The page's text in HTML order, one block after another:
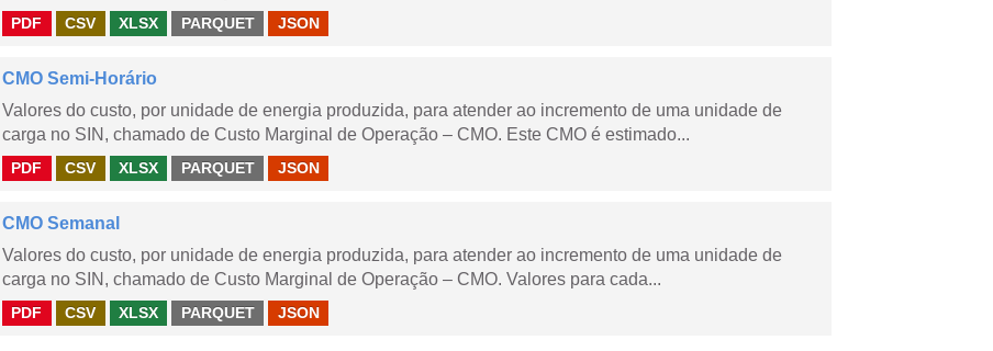
PDF CSV XLSX PARQUET JSON
CMO Semi-Horário
Valores do custo, por unidade de energia produzida, para atender ao incremento de uma unidade de
carga no SIN, chamado de Custo Marginal de Operação – CMO. Este CMO é estimado...
PDF CSV XLSX PARQUET JSON
CMO Semanal
Valores do custo, por unidade de energia produzida, para atender ao incremento de uma unidade de
carga no SIN, chamado de Custo Marginal de Operação – CMO. Valores para cada...
PDF CSV XLSX PARQUET JSON